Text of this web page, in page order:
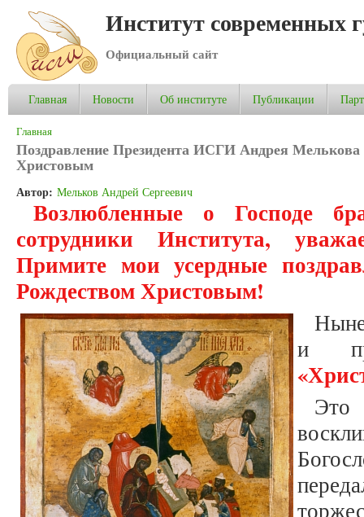
Институт современных
Официальный сайт
Главная Новости Об институте Публикации
Вы здесь
Главная
Поздравление Президента ИСГИ Андрея
Христовым
Автор: Мельков Андрей Сергеевич
Возлюбленные о Господе
сотрудники Института,
Примите мои усердные
Рождеством Христовым!
и